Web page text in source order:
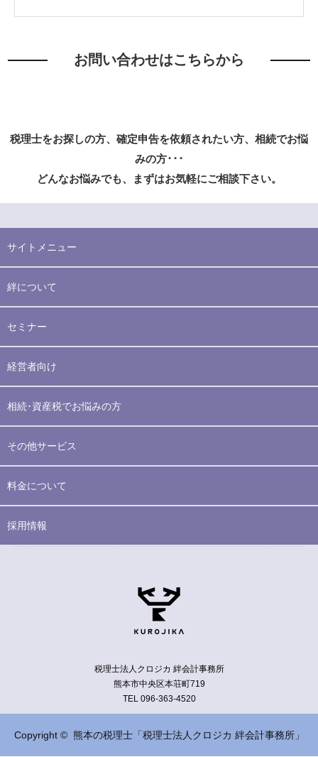
お問い合わせはこちらから
税理士をお探しの方、確定申告を依頼されたい方、相続でお悩
みの方･･･
どんなお悩みでも、まずはお気軽にご相談下さい。
サイトメニュー
絆について
セミナー
経営者向け
相続･資産税でお悩みの方
その他サービス
料金について
採用情報
税理士法人クロジカ 絆会計事務所
熊本市中央区本荘町719
TEL 096-363-4520
Copyright © 熊本の税理士「税理士法人クロジカ 絆会計事務所」